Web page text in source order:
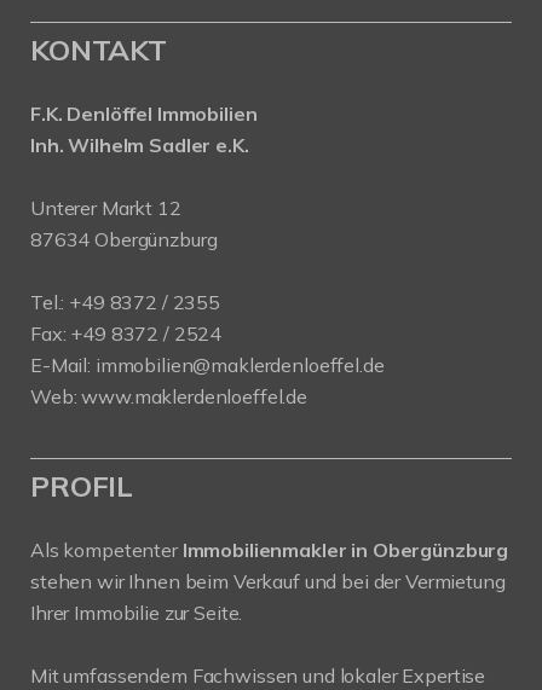
KONTAKT
F.K. Denlöffel Immobilien
Inh. Wilhelm Sadler e.K.
Unterer Markt 12
87634 Obergünzburg
Tel.: +49 8372 / 2355
Fax: +49 8372 / 2524
E-Mail: immobilien@maklerdenloeffel.de
Web:www.maklerdenloeffel.de
PROFIL
Als kompetenter Immobilienmakler in Obergünzburg
stehen wir Ihnen beim Verkauf und bei der Vermietung
Ihrer Immobilie zur Seite.
Mit umfassendem Fachwissen und lokaler Expertise